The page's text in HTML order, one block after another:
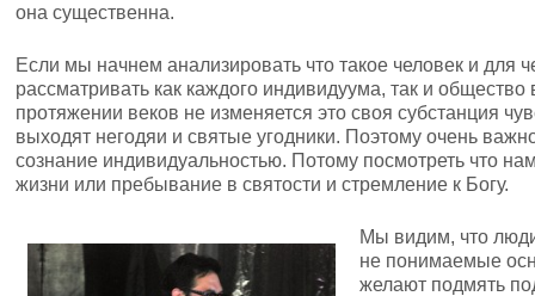
она существенна.
Если мы начнем анализировать что такое человек и
рассматривать как каждого индивидуума, так и
протяжении веков не изменяется это своя субстанция
выходят негодяи и святые угодники. Поэтому очень
сознание индивидуальностью. Потому посмотреть что
жизни или пребывание в святости и стремление к Богу.
Мы видим, что
не понимаемые
желают подмять